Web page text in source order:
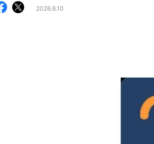
2026.6.10